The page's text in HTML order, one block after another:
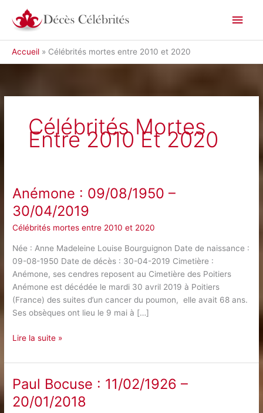
contenu
Accueil Célébrités mortes entre 2010 et 2020
Célébrités Mortes
Entre 2010 Et 2020
Anémone : 09/08/1950 –
30/04/2019
Célébrités mortes entre 2010 et 2020
Née : Anne Madeleine Louise Bourguignon Date de naissance :
09-08-1950 Date de décès : 30-04-2019 Cimetière :
Anémone, ses cendres reposent au Cimetière des Poitiers
Anémone est décédée le mardi 30 avril 2019 à Poitiers
(France) des suites d’un cancer du poumon, elle avait 68 ans.
Ses obsèques ont lieu le 9 mai à […]
Anémone
09/08/1950
30/04/2019
Lire la suite »
Paul Bocuse : 11/02/1926 –
20/01/2018